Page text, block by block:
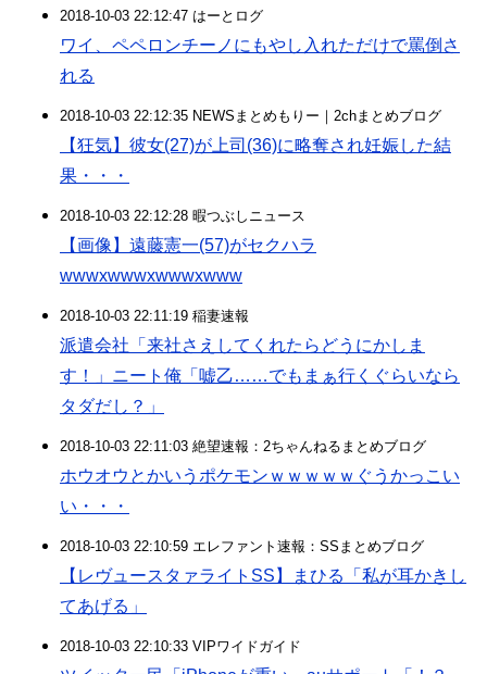
2018-10-03 22:12:47 はーとログ
ワイ、ペペロンチーノにもやし入れただけで罵倒さ
れる
2018-10-03 22:12:35 NEWSまとめもりー｜2chまとめブログ
【狂気】彼女(27)が上司(36)に略奪され妊娠した結
果・・・
2018-10-03 22:12:28 暇つぶしニュース
【画像】遠藤憲一(57)がセクハラ
wwwxwwwxwwwxwww
2018-10-03 22:11:19 稲妻速報
派遣会社「来社さえしてくれたらどうにかしま
す！」ニート俺「嘘乙……でもまぁ行くぐらいなら
タダだし？」
2018-10-03 22:11:03 絶望速報：2ちゃんねるまとめブログ
ホウオウとかいうポケモンｗｗｗｗｗぐうかっこい
い・・・
2018-10-03 22:10:59 エレファント速報：SSまとめブログ
【レヴュースタァライトSS】まひる「私が耳かきし
てあげる」
2018-10-03 22:10:33 VIPワイドガイド